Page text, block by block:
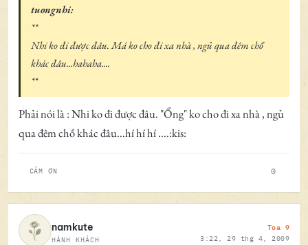
tuongnhi:
**
Nhi ko đi được đâu. Má ko cho đi xa nhà , ngủ qua đêm chổ
khác đâu...hahaha....
**
Phải nói là : Nhi ko đi được đâu. "Ổng" ko cho đi xa nhà , ngủ
qua đêm chổ khác đâu...hí hí hí ....:kis:
CẢM ƠN 0
namkute
HÀNH KHÁCH
Toa 9
3:22, 29 thg 4, 2009